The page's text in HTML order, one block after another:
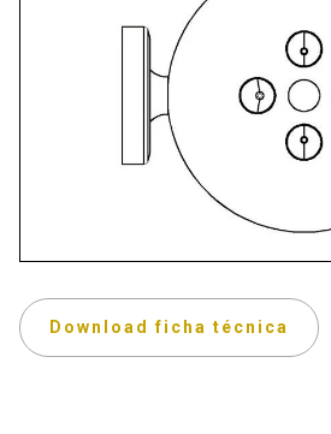
Download ficha técnica